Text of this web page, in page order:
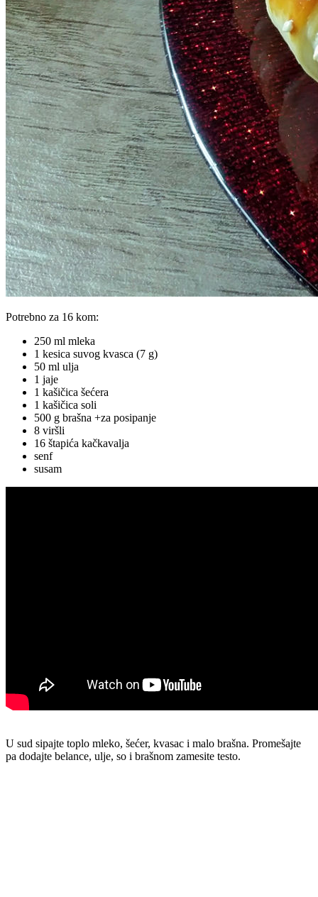
Potrebno za 16 kom:
250 ml mleka
1 kesica suvog kvasca (7 g)
50 ml ulja
1 jaje
1 kašičica šećera
1 kašičica soli
500 g brašna +za posipanje
8 viršli
16 štapića kačkavalja
senf
susam
U sud sipajte toplo mleko, šećer, kvasac i malo brašna. Promešajte
pa dodajte belance, ulje, so i brašnom zamesite testo.